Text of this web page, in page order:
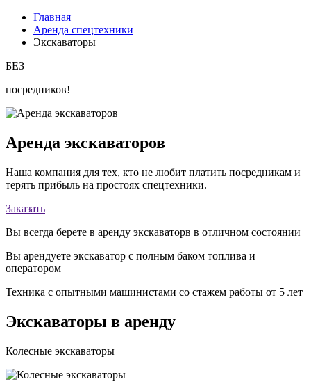
Главная
Аренда спецтехники
Экскаваторы
БЕЗ
посредников!
Аренда экскаваторов
Наша компания для тех, кто не любит платить посредникам и
терять прибыль на простоях спецтехники.
Заказать
Вы всегда берете в аренду экскаваторв в отличном состоянии
Вы арендуете экскаватор с полным баком топлива и
оператором
Техника с опытными машинистами со стажем работы от 5 лет
Экскаваторы в аренду
Колесные экскаваторы